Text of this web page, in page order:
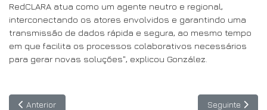
RedCLARA atua como um agente neutro e regional,
interconectando os atores envolvidos e garantindo uma
transmissão de dados rápida e segura, ao mesmo tempo
em que facilita os processos colaborativos necessários
para gerar novas soluções", explicou González.
Artigo anterior: Onze projetos selecionados no concurso de
Anterior Artigo
Seguinte